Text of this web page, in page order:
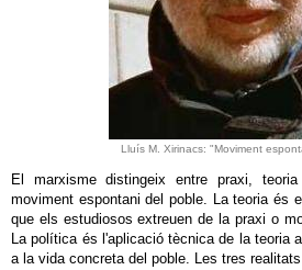
Lluís M. Xirinacs: "Moviment
El marxisme distingeix entre praxi,
moviment espontani del poble. La teoria és
que els estudiosos extreuen de la praxi o
La política és l'aplicació tècnica de la teoria
a la vida concreta del poble. Les tres